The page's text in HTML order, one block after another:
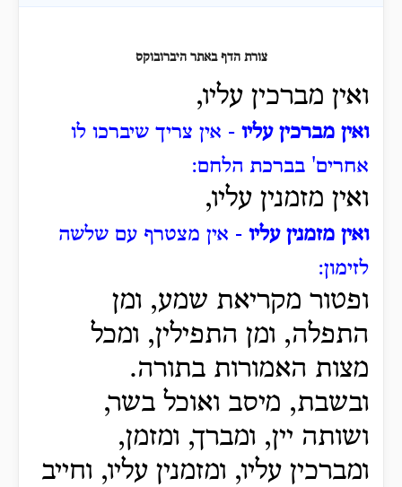
צורת הדף באתר היברובוקס
ואין מברכין עליו,
ואין מברכין עליו - אין צריך שיברכו לו
אחרים' בברכת הלחם:
ואין מזמנין עליו,
ואין מזמנין עליו - אין מצטרף עם שלשה
לזימון:
ופטור מקריאת שמע, ומן
התפלה, ומן התפילין, ומכל
מצות האמורות בתורה.
ובשבת, מיסב ואוכל בשר,
ושותה יין, ומברך, ומזמן,
ומברכין עליו, ומזמנין עליו, וחייב